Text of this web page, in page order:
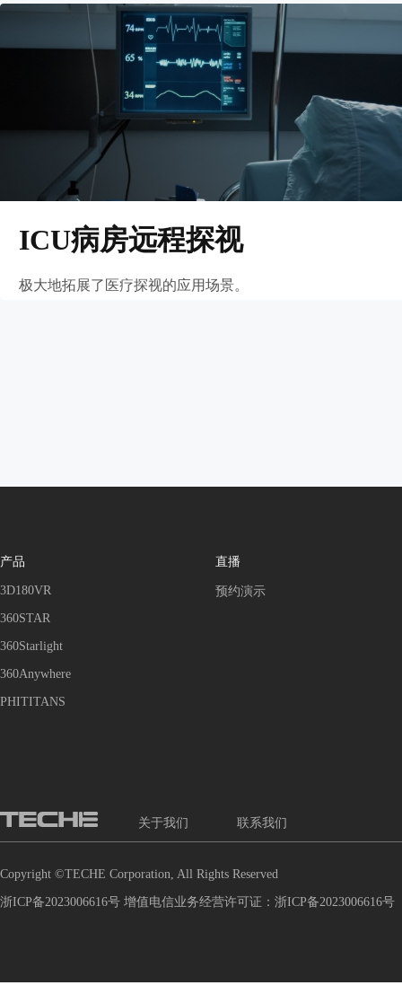
ICU病房远程探视
极大地拓展了医疗探视的应用场景。
产品
3D180VR
360STAR
360Starlight
360Anywhere
PHITITANS
直播
预约演示
关于我们 联系我们
Copyright ©TECHE Corporation, All Rights Reserved
浙ICP备2023006616号 增值电信业务经营许可证：浙ICP备2023006616号